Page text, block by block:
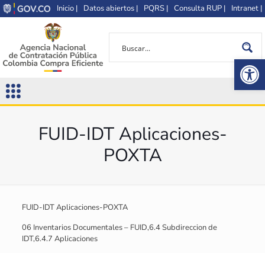
Inicio | Datos abiertos | PQRS | Consulta RUP | Intranet |
FUID-IDT Aplicaciones-
POXTA
FUID-IDT Aplicaciones-POXTA
06 Inventarios Documentales – FUID,6.4 Subdireccion de
IDT,6.4.7 Aplicaciones